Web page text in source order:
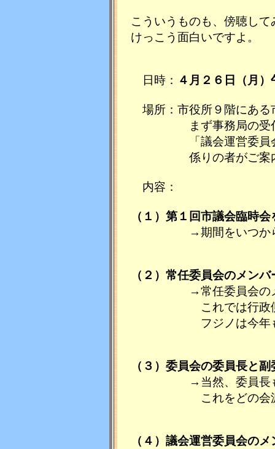
こういうものも、傍聴して
けっこう面白いですよ。
日時： ４月２６日（月
場所：市役所９階にある
まず事務局の受付に
「議会運営委員会の傍
係りの者がご案内
内容：
（１）第１回市議会臨時
→期間をいつからい
（２）常任委員会のメン
→常任委員会のメンバ
これでは行政側にな
フジノは今年も民生
（３）委員会の委員長と
→当然、委員長も副委
これをどの会派に割
（４）議会運営委員会の